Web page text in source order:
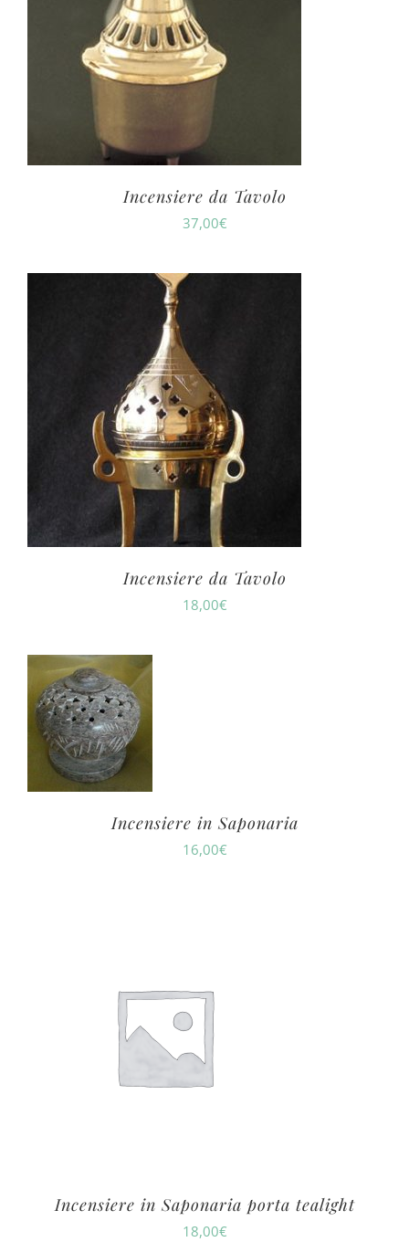
Incensiere da Tavolo
37,00€
Incensiere da Tavolo
18,00€
AGGIUNGI AL
CARRELLO
Incensiere in Saponaria
16,00€
Incensiere in Saponaria porta tealight
18,00€